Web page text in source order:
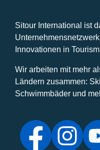
Sitour International ist
Innovationen in
Wir arbeiten mit mehr
Ländern zusammen:
Schwimmbäder und